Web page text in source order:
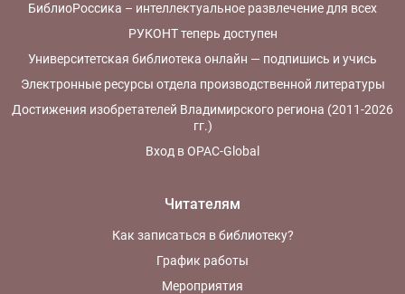
БиблиоРоссика – интеллектуальное развлечение для всех
РУКОНТ теперь доступен
Университетская библиотека онлайн — подпишись и учись
Электронные ресурсы отдела производственной литературы
Достижения изобретателей Владимирского региона (2011-2026
гг.)
Вход в OPAC-Global
Читателям
Как записаться в библиотеку?
График работы
Мероприятия